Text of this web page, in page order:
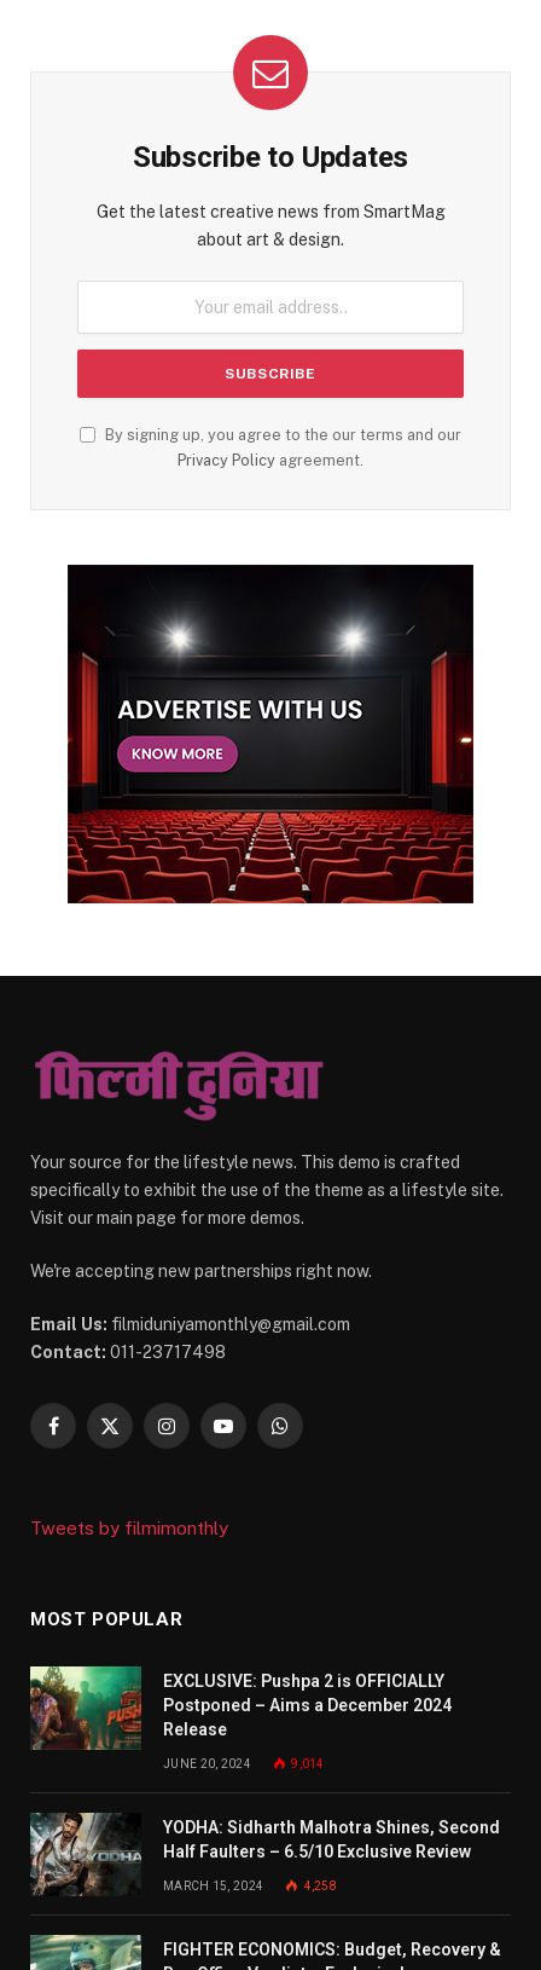
Subscribe to Updates
Get the latest creative news from SmartMag
about art & design.
By signing up, you agree to the our terms and our
Privacy Policy agreement.
Your source for the lifestyle news. This demo is crafted
specifically to exhibit the use of the theme as a lifestyle site.
Visit our main page for more demos.
We're accepting new partnerships right now.
Email Us: filmiduniyamonthly@gmail.com
Contact: 011-23717498
Facebook
X
InstagramYouTubeWhatsApp
Tweets by filmimonthly
MOST POPULAR
EXCLUSIVE: Pushpa 2 is OFFICIALLY
Postponed – Aims a December 2024
Release
JUNE 20, 2024 9,014
YODHA: Sidharth Malhotra Shines, Second
Half Faulters – 6.5/10 Exclusive Review
MARCH 15, 2024 4,258
FIGHTER ECONOMICS: Budget, Recovery &